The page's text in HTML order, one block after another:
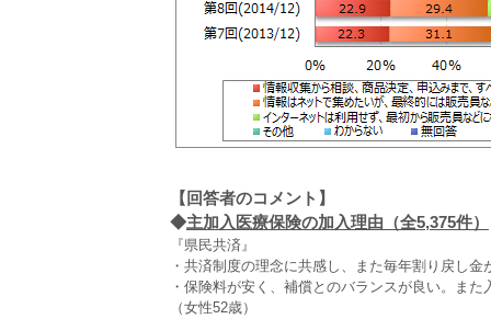
【回答者のコメント】
◆主加入医療保険の加入理由（全5,375件）
『県民共済』
・共済制度の理念に共感し、また毎年割り戻し
・保険料が安く、補償とのバランスが良い。ま
（女性52歳）